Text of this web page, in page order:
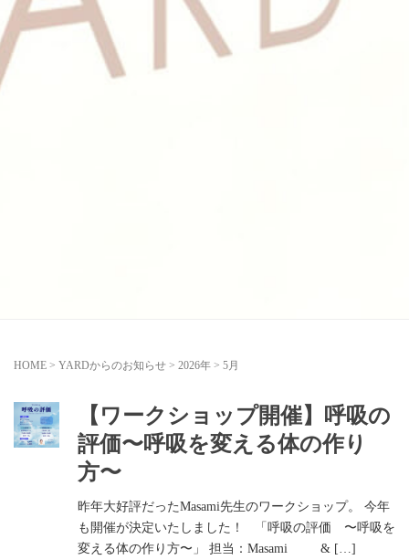
HOME > YARDからのお知らせ > 2026年 > 5月
【ワークショップ開催】呼吸の
評価〜呼吸を変える体の作り
方〜
昨年大好評だったMasami先生のワークショップ。 今年
も開催が決定いたしました！ 「呼吸の評価 〜呼吸を
変える体の作り方〜」 担当：Masami & […]